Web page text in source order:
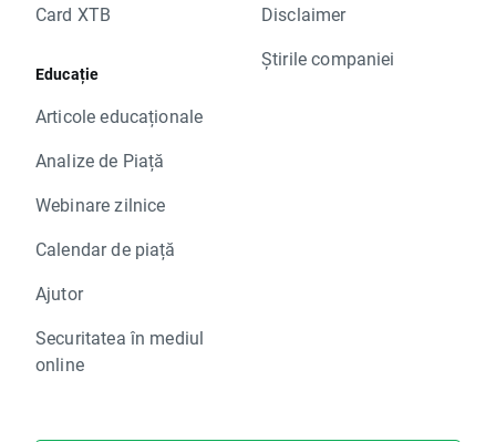
Card XTB
Educație
Articole educaționale
Analize de Piață
Webinare zilnice
Calendar de piață
Ajutor
Securitatea în mediul
online
Disclaimer
Știrile companiei